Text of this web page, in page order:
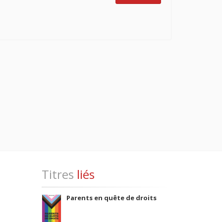
Titres liés
Parents en quête de droits